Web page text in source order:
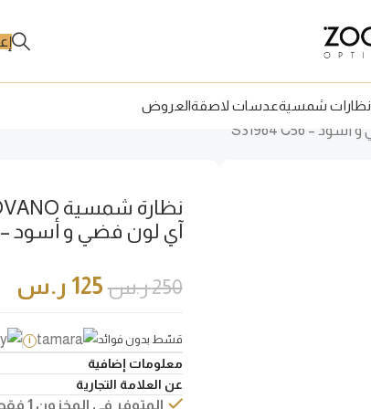
نظارات شمسيةعدسات لاصقةالعروض
آي لون فضي و أسود – S31964 C56
250ر.س 125 ر.س
قسّط بدون فوائد i
معلومات إضافية
عن العلامة التجارية
المتوفر في المخزون 1 فقط